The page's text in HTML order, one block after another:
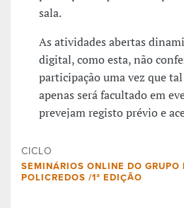
sala.
As atividades abertas
digital, como esta, não
participação uma vez que
apenas será facultado em
prevejam registo prévio e
CICLO
SEMINÁRIOS ONLINE DO GRUPO
POLICREDOS /1ª EDIÇÃO